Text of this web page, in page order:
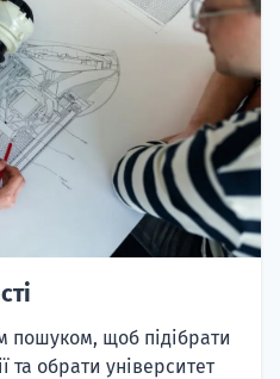
пошуком, щоб підібрати
та обрати університет